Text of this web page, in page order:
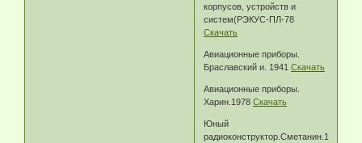
корпусов, устройств и
систем(РЭКУС-ПЛ-78
Скачать
Авиационные приборы.
Браславский и. 1941Скачать
Авиационные приборы.
Харин.1978Скачать
Юный
радиоконструктор.Сметанин.1956